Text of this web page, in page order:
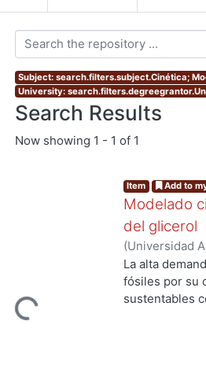
Subject: search.filters.subject.Cinética;
University:
Search Results
Now showing 1 - 1 of 1
Item Add to
Modelado
del glicerol
(Universidad
de Servicios
La alta
fósiles por su
sustentables